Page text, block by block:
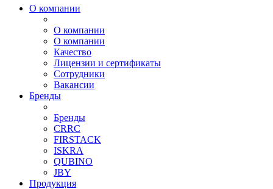
О компании
О компании
О компании
Качество
Лицензии и сертификаты
Сотрудники
Вакансии
Бренды
Бренды
CRRC
FIRSTACK
ISKRA
QUBINO
JBY
Продукция